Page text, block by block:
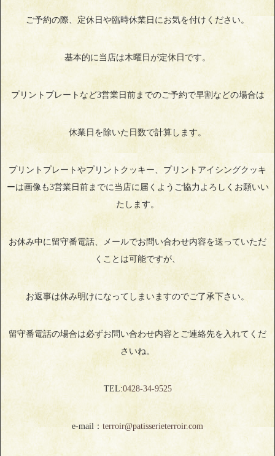
ご予約の際、定休日や臨時休業日にお気を付けください。
基本的に当店は木曜日が定休日です。
プリントプレートなど3営業日前までのご予約で早割などの場合は
休業日を除いた日数で計算します。
プリントプレートやプリントクッキー、プリントアイシングクッキ
ーは画像も3営業日前までに当店に届くようご協力よろしくお願いい
たします。
お休み中に留守番電話、メールでお問い合わせ内容を送っていただ
くことは可能ですが、
お返事は休み明けになってしまいますのでご了承下さい。
留守番電話の場合は必ずお問い合わせ内容とご連絡先を入れてくだ
さいね。
TEL:0428‐34‐9525
e-mail： terroir@patisserieterroir.com